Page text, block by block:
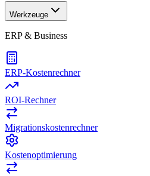
Werkzeuge
ERP & Business
ERP-Kostenrechner
ROI-Rechner
Migrationskostenrechner
Kostenoptimierung